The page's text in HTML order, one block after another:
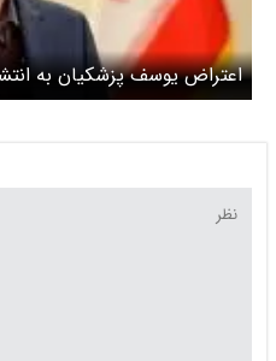
اعتراض یوسف پزشکیان به
وزارت کشور / دوست داشتم پدر